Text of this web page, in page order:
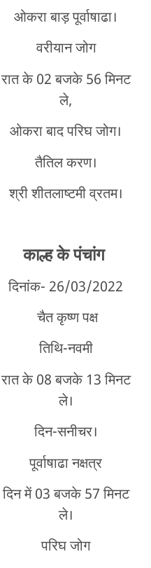
ओकरा बाड़ पूर्वाषाढा।
वरीयान जोग
रात के 02 बजके 56 मिनट
ले,
ओकरा बाद परिघ जोग।
तैतिल करण।
श्री शीतलाष्टमी व्रतम।
काल्ह के पंचांग
दिनांक- 26/03/2022
चैत कृष्ण पक्ष
तिथि-नवमी
रात के 08 बजके 13 मिनट
ले।
दिन-सनीचर।
पूर्वाषाढा नक्षत्र
दिन में 03 बजके 57 मिनट
ले।
परिघ जोग